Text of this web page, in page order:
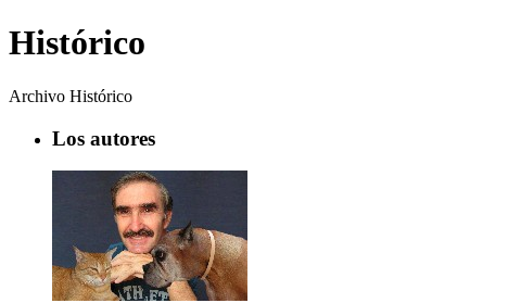
Histórico
Archivo Histórico
Los autores